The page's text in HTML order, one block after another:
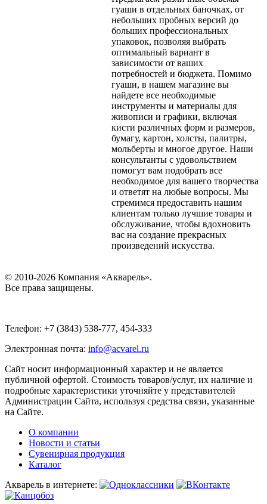
гуаши в отдельных баночках, от
небольших пробных версий до
больших профессиональных
упаковок, позволяя выбрать
оптимальный вариант в
зависимости от ваших
потребностей и бюджета. Помимо
гуаши, в нашем магазине вы
найдете все необходимые
инструменты и материалы для
живописи и графики, включая
кисти различных форм и размеров,
бумагу, картон, холсты, палитры,
мольберты и многое другое. Наши
консультанты с удовольствием
помогут вам подобрать все
необходимое для вашего творчества
и ответят на любые вопросы. Мы
стремимся предоставить нашим
клиентам только лучшие товары и
обслуживание, чтобы вдохновить
вас на создание прекрасных
произведений искусства.
© 2010-2026 Компания «Акварель».
Все права защищены.
Телефон: +7 (3843) 538-777, 454-333
Электронная почта: info@acvarel.ru
Сайт носит информационный характер и не является
публичной офертой. Стоимость товаров/услуг, их наличие и
подробные характеристики уточняйте у представителей
Администрации Сайта, используя средства связи, указанные
на Сайте.
О компании
Новости и статьи
Сувенирная продукция
Каталог
Акварель в интернете: